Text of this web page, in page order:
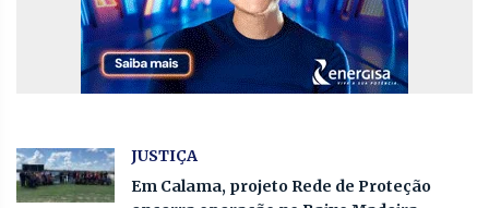
JUSTIÇA
Em Calama, projeto Rede de Proteção